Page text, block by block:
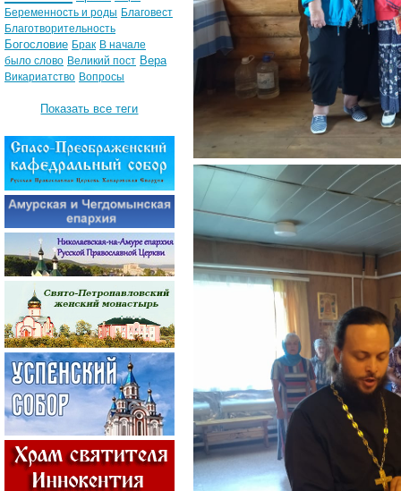
Беременность и роды Благовест
Благотворительность
Богословие Брак В начале
было слово Великий пост Вера
Викариатство Вопросы
Показать все теги